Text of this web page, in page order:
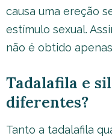
causa uma ereção
estímulo sexual.
não é obtido
Tadalafila e
diferentes?
Tanto a tadalafila